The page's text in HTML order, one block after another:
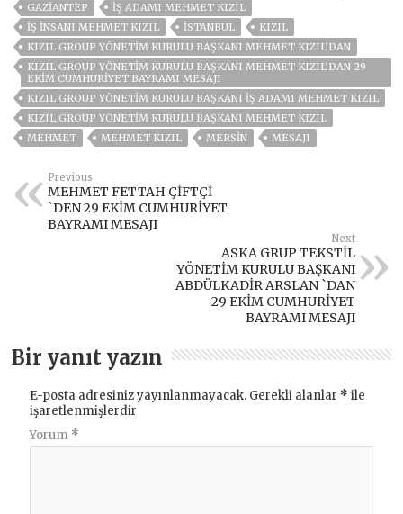
GAZIANTEP
İŞ ADAMI MEHMET KIZIL
İŞ INSANI MEHMET KIZIL
ISTANBUL
KIZIL
KIZIL GROUP YÖNETİM KURULU BAŞKANI MEHMET KIZIL’DAN
KIZIL GROUP YÖNETİM KURULU BAŞKANI MEHMET KIZIL’DAN 29
EKİM CUMHURİYET BAYRAMI MESAJI
KIZIL GROUP YÖNETIM KURULU BAŞKANI İŞ ADAMI MEHMET KIZIL
KIZIL GROUP YÖNETIM KURULU BAŞKANI MEHMET KIZIL
MEHMET
MEHMET KIZIL MERSİN MESAJI
Previous
MEHMET FETTAH ÇİFTÇİ
`DEN 29 EKİM CUMHURİYET
BAYRAMI MESAJI
Next
ASKA GRUP TEKSTİL
YÖNETİM KURULU BAŞKANI
ABDÜLKADİR ARSLAN `DAN
29 EKİM CUMHURİYET
BAYRAMI MESAJI
Bir yanıt yazın
E-posta adresiniz yayınlanmayacak. Gerekli alanlar * ile
işaretlenmişlerdir
Yorum *